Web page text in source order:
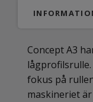
Concept A3
fokus på
maskineriet